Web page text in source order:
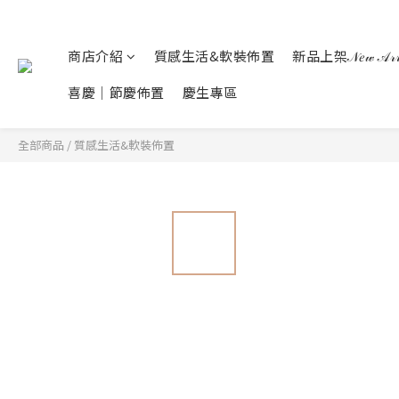
商店介紹 質感生活&軟裝佈置
新品上架𝒩𝑒𝓌
喜慶｜節慶佈置
慶生專區
全部商品 / 質感生活&軟裝佈置